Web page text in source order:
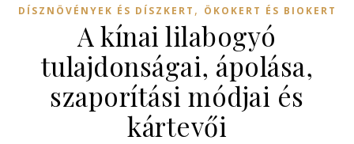
DÍSZNÖVÉNYEK ÉS DÍSZKERT , ÖKOKERT ÉS BIOKERT
A kínai lilabogyó
tulajdonságai, ápolása,
szaporítási módjai és
kártevői